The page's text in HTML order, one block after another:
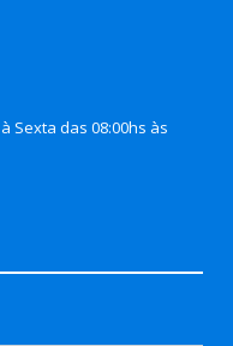
Sexta das 08:00hs às